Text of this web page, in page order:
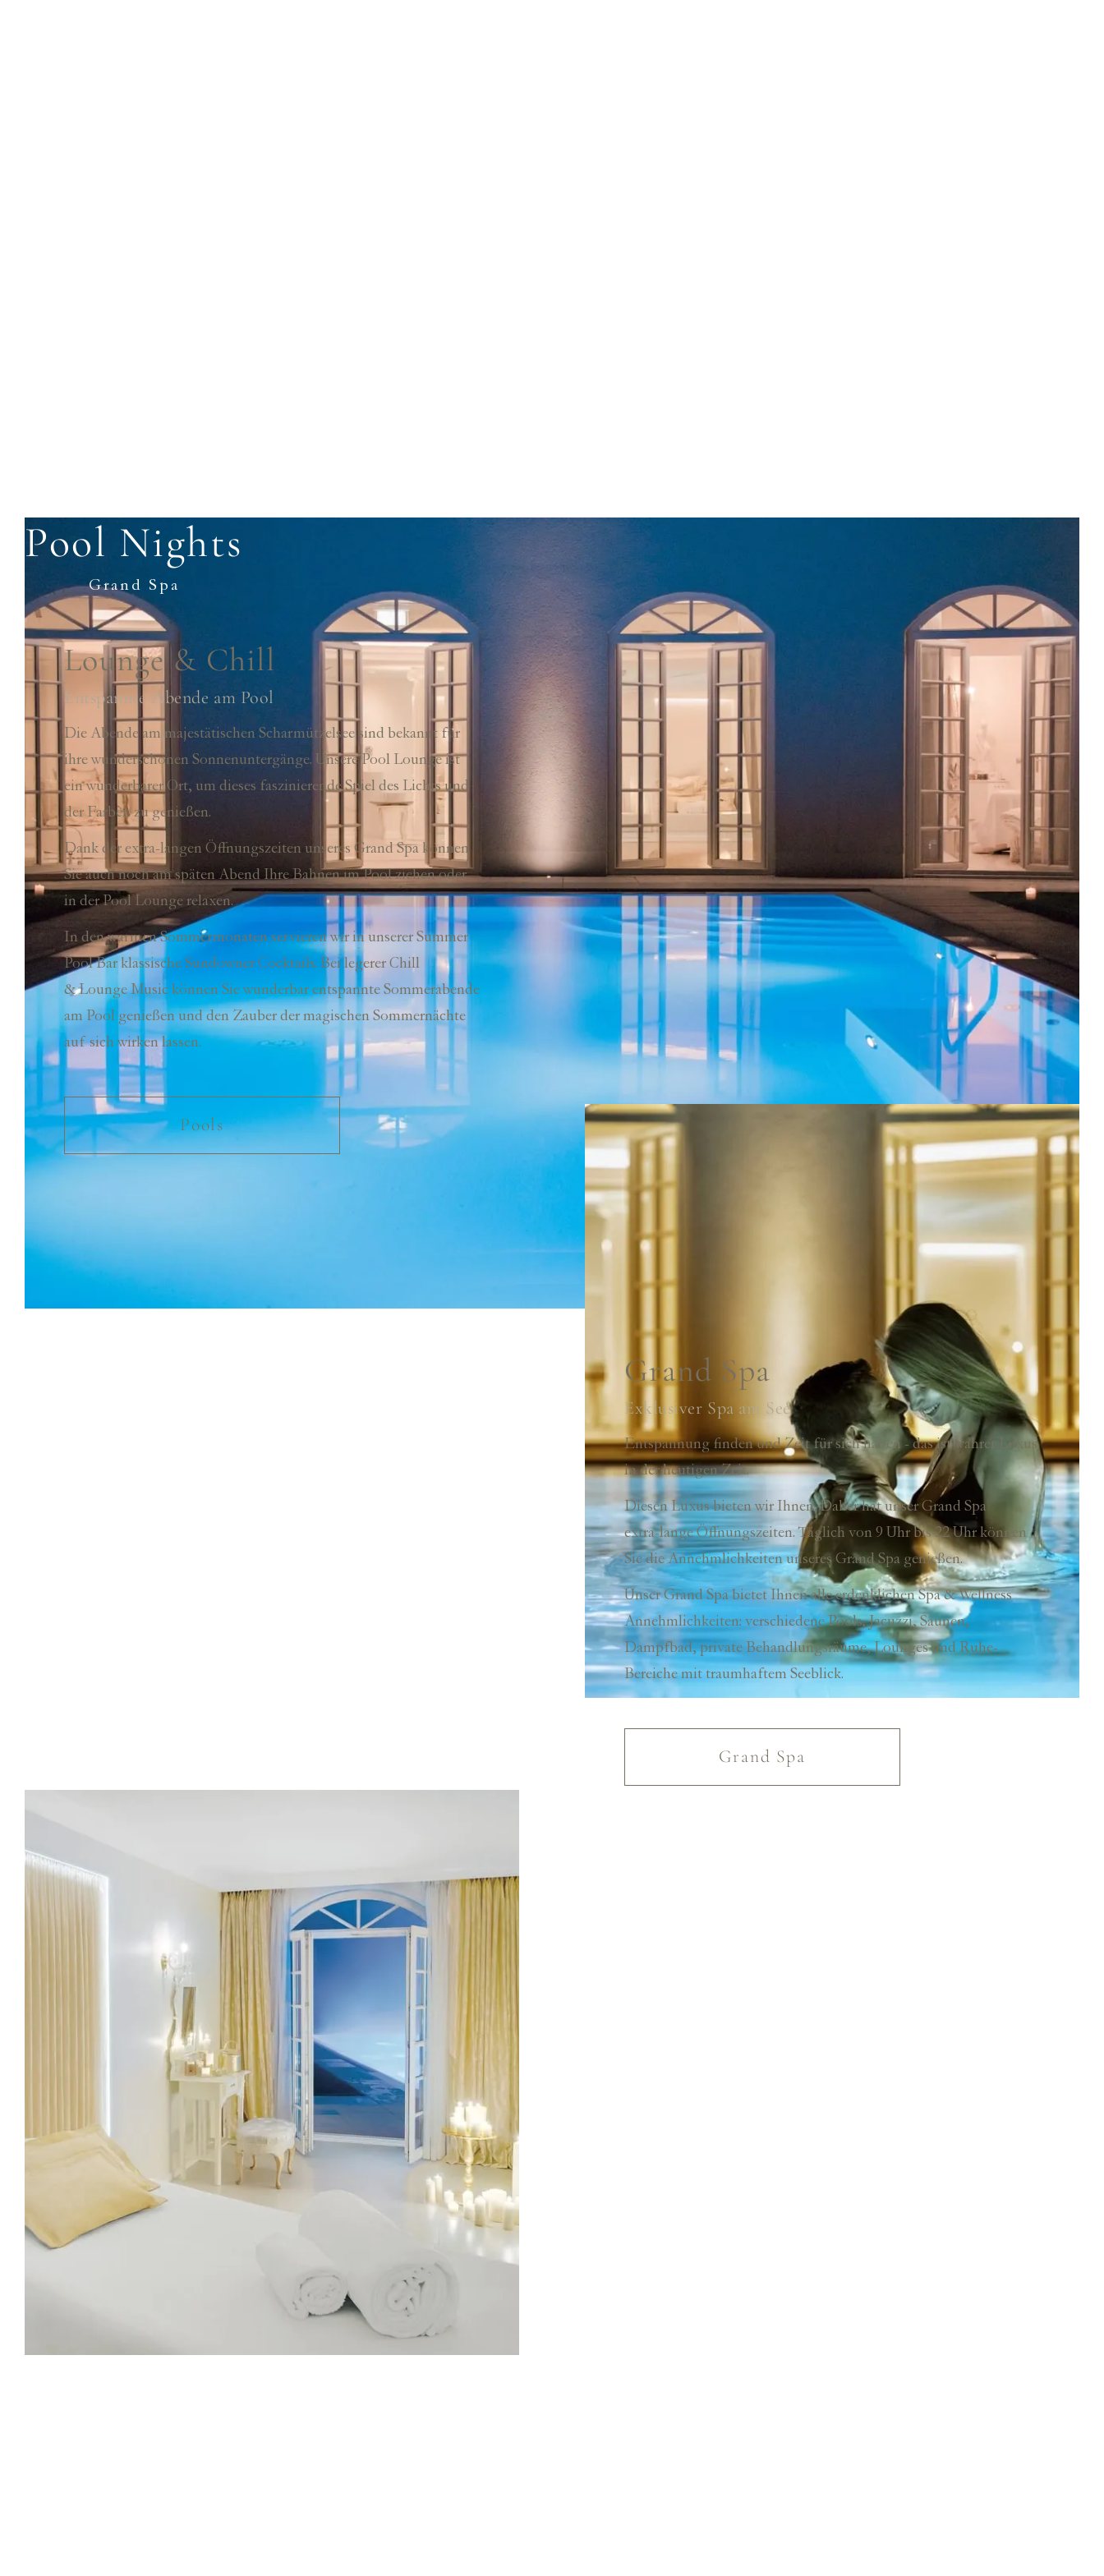
Pool Nights
Grand Spa
Lounge & Chill
Entspannte Abende am Pool
Die Abende am majestätischen Scharmützelsee sind bekannt für
ihre wunderschönen Sonnenuntergänge. Unsere Pool Lounge ist
ein wunderbarer Ort, um dieses faszinierende Spiel des Lichts und
der Farben zu genießen.
Dank der extra-langen Öffnungszeiten unseres Grand Spa können
Sie auch noch am späten Abend Ihre Bahnen im Pool ziehen oder
in der Pool Lounge relaxen.
In den warmen Sommermonaten servieren wir in unserer Summer
Pool Bar klassische Sundowner Cocktails. Bei legerer Chill
& Lounge Music können Sie wunderbar entspannte Sommerabende
am Pool genießen und den Zauber der magischen Sommernächte
auf sich wirken lassen.
Pools
Grand Spa
Exklusiver Spa am See
Entspannung finden und Zeit für sich haben - das ist wahrer Luxus
in der heutigen Zeit.
Diesen Luxus bieten wir Ihnen. Daher hat unser Grand Spa
extra-langeÖffnungszeiten. Täglich von 9 Uhr bis 22 Uhr können
Sie die Annehmlichkeiten unseres Grand Spa genießen.
Unser Grand Spa bietet Ihnen alle erdenklichen Spa & Wellness
Annehmlichkeiten: verschiedene Pools, Jacuzzi, Saunen,
Dampfbad, private Behandlungsräume, Lounges und Ruhe-
Bereiche mit traumhaftem Seeblick.
Grand Spa